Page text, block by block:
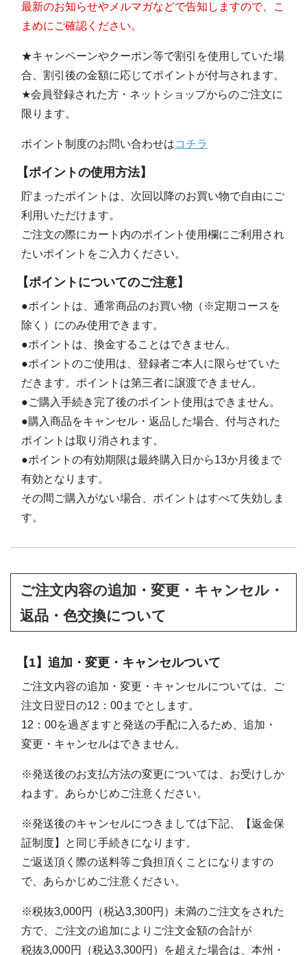
最新のお知らせやメルマガなどで告知しますので、こ
まめにご確認ください。
★キャンペーンやクーポン等で割引を使用していた場
合、割引後の金額に応じてポイントが付与されます。
★会員登録された方・ネットショップからのご注文に
限ります。
ポイント制度のお問い合わせはコチラ
【ポイントの使用方法】
貯まったポイントは、次回以降のお買い物で自由にご
利用いただけます。
ご注文の際にカート内のポイント使用欄にご利用され
たいポイントをご入力ください。
【ポイントについてのご注意】
●ポイントは、通常商品のお買い物（※定期コースを
除く）にのみ使用できます。
●ポイントは、換金することはできません。
●ポイントのご使用は、登録者ご本人に限らせていた
だきます。ポイントは第三者に譲渡できません。
●ご購入手続き完了後のポイント使用はできません。
●購入商品をキャンセル・返品した場合、付与された
ポイントは取り消されます。
●ポイントの有効期限は最終購入日から13か月後まで
有効となります。
その間ご購入がない場合、ポイントはすべて失効しま
す。
ご注文内容の追加・変更・キャンセル・
返品・色交換について
【1】追加・変更・キャンセルついて
ご注文内容の追加・変更・キャンセルについては、ご
注文日翌日の12：00までとします。
12：00を過ぎますと発送の手配に入るため、追加・
変更・キャンセルはできません。
※発送後のお支払方法の変更については、お受けしか
ねます。あらかじめご注意ください。
※発送後のキャンセルにつきましては下記、【返金保
証制度】と同じ手続きになります。
ご返送頂く際の送料等ご負担頂くことになりますの
で、あらかじめご注意ください。
※税抜3,000円（税込3,300円）未満のご注文をされた
方で、ご注文の追加によりご注文金額の合計が
税抜3,000円（税込3,300円）を超えた場合は、本州・